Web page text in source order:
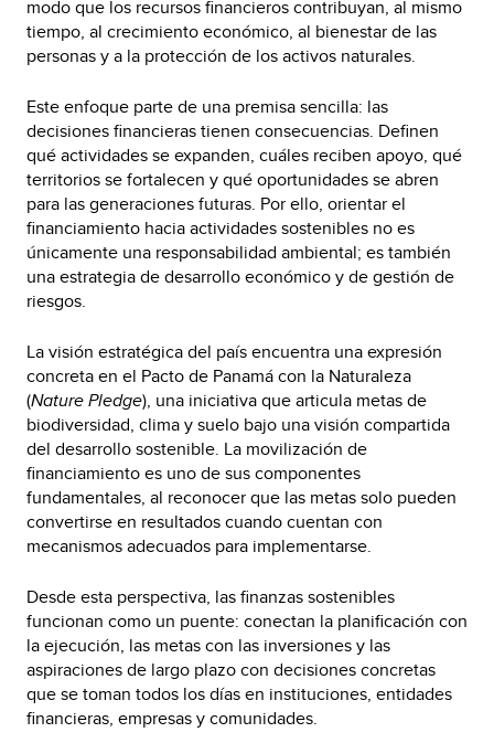
modo que los recursos financieros contribuyan, al mismo
tiempo, al crecimiento económico, al bienestar de las
personas y a la protección de los activos naturales.
Este enfoque parte de una premisa sencilla: las
decisiones financieras tienen consecuencias. Definen
qué actividades se expanden, cuáles reciben apoyo, qué
territorios se fortalecen y qué oportunidades se abren
para las generaciones futuras. Por ello, orientar el
financiamiento hacia actividades sostenibles no es
únicamente una responsabilidad ambiental; es también
una estrategia de desarrollo económico y de gestión de
riesgos.
La visión estratégica del país encuentra una expresión
concreta en el Pacto de Panamá con la Naturaleza
(Nature Pledge), una iniciativa que articula metas de
biodiversidad, clima y suelo bajo una visión compartida
del desarrollo sostenible. La movilización de
financiamiento es uno de sus componentes
fundamentales, al reconocer que las metas solo pueden
convertirse en resultados cuando cuentan con
mecanismos adecuados para implementarse.
Desde esta perspectiva, las finanzas sostenibles
funcionan como un puente: conectan la planificación con
la ejecución, las metas con las inversiones y las
aspiraciones de largo plazo con decisiones concretas
que se toman todos los días en instituciones, entidades
financieras, empresas y comunidades.